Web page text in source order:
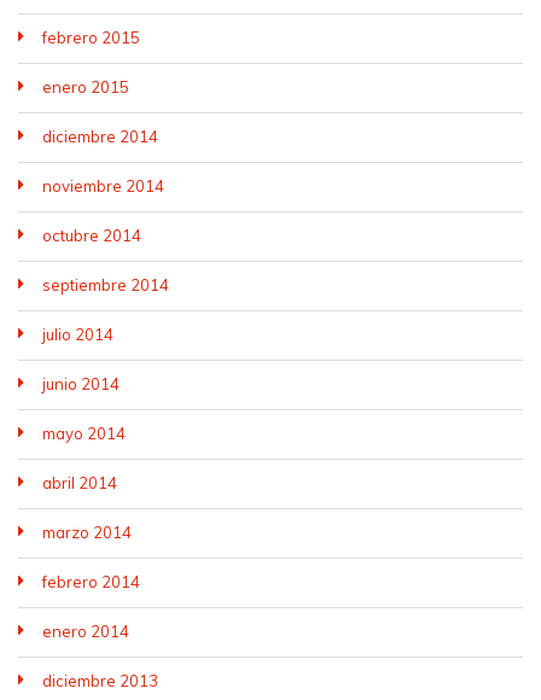
febrero 2015
enero 2015
diciembre 2014
noviembre 2014
octubre 2014
septiembre 2014
julio 2014
junio 2014
mayo 2014
abril 2014
marzo 2014
febrero 2014
enero 2014
diciembre 2013